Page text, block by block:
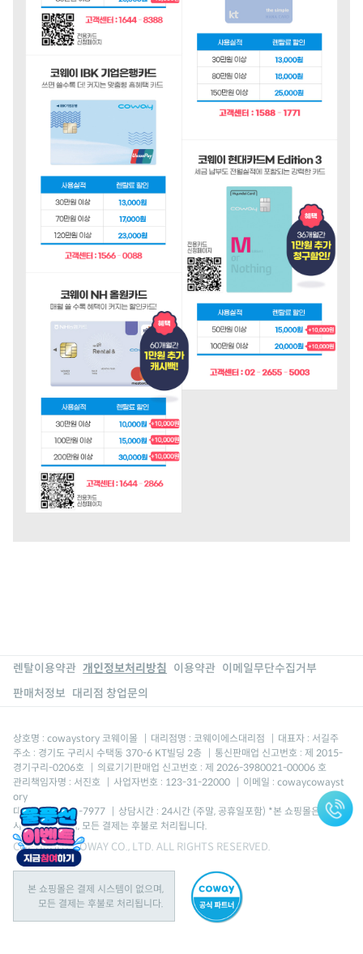
렌탈이용약관 개인정보처리방침 이용약관 이메일무단수집거부
판매처정보 대리점 창업문의
상호명 : cowaystory 코웨이몰 대리점명 : 코웨이에스대리점
대표자 : 서길주
주소 : 경기도 구리시 수택동 370-6 KT빌딩 2층
통신판매업 신고번호 : 제 2015-
경기구리-0206호
의료기기판매업 신고번호 : 제 2026-3980021-00006 호
관리책임자명 : 서진호
사업자번호 : 123-31-22000
이메일 : cowaycowayst
ory
대표번호 : 1670-7977
상담시간 : 24시간 (주말, 공휴일포함) *본 쇼핑몰은 결제
시스템이 없으며, 모든 결제는 후불로 처리됩니다.
COPYRIGHT COWAY CO., LTD. ALL RIGHTS RESERVED.
본 쇼핑몰은 결제 시스템이 없으며,
모든 결제는 후불로 처리됩니다.